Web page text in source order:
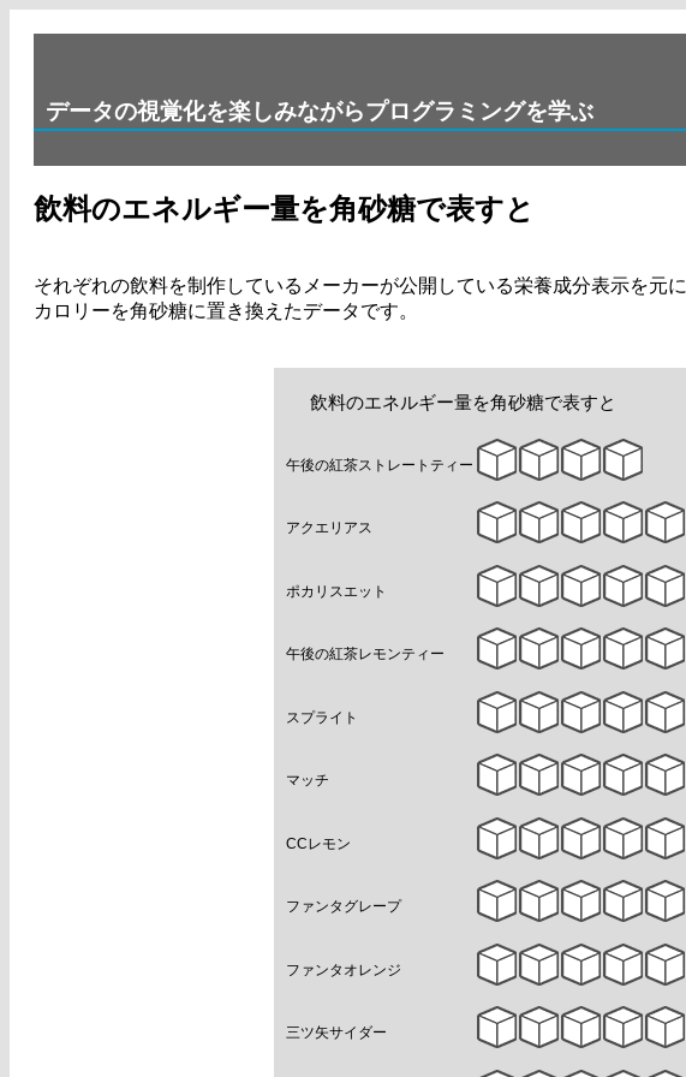
データの視覚化を楽しみながらプログラミングを学ぶ
飲料のエネルギー量を角砂糖で表すと
それぞれの飲料を制作しているメーカーが公開している栄養成分表示を元に
カロリーを角砂糖に置き換えたデータです。